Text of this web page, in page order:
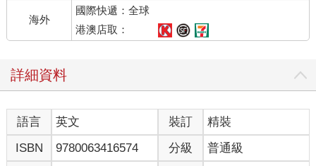
海外
國際快遞：全球
港澳店取：
詳細資料
語言 英文 裝訂
精裝
ISBN
9780063416574 分級 普通級